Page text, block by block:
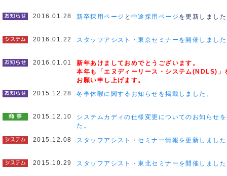
2016.01.28 新卒採用ページ と 中途採用ページ を更新しまし
2016.01.22 スタッフアシスト・東京セミナーを開催しまし
2016.01.01
新年あけましておめでとうございます。
本年も「エヌディーリース・システム(NDLS)」
お願い申し上げます。
2015.12.28
冬季休暇に関するお知らせを掲載しました。
2015.12.10
システムカディの仕様変更についてのお知らせ
た。
2015.12.08
スタッフアシスト・セミナー情報を更新しまし
2015.10.29 スタッフアシスト・東北セミナーを開催しまし